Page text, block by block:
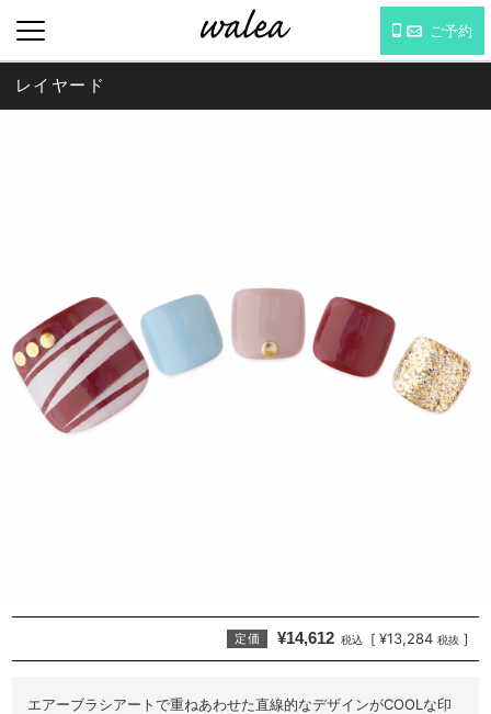
ご予約
レイヤード
定価 ¥14,612 税込 [ ¥13,284 税抜 ]
エアーブラシアートで重ねあわせた直線的なデザインがCOOLな印